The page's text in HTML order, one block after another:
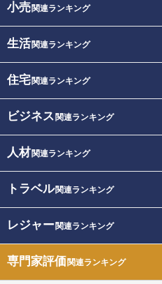
小売関連ランキング
生活関連ランキング
住宅関連ランキング
ビジネス 関連ランキング
人材関連ランキング
トラベル関連ランキング
レジャー関連ランキング
専門家評価関連ランキング